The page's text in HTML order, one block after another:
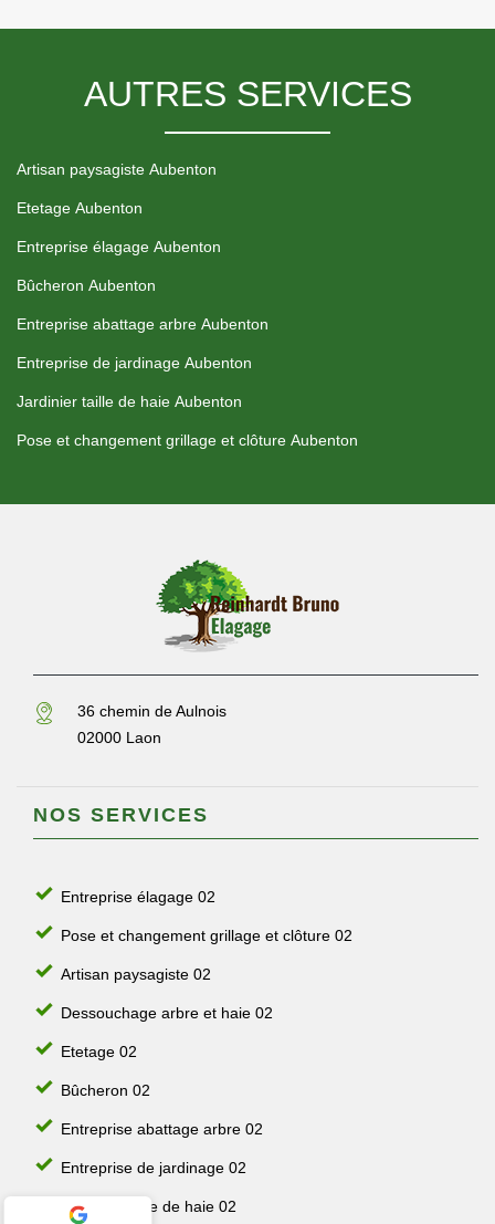
AUTRES SERVICES
Artisan paysagiste Aubenton
Etetage Aubenton
Entreprise élagage Aubenton
Bûcheron Aubenton
Entreprise abattage arbre Aubenton
Entreprise de jardinage Aubenton
Jardinier taille de haie Aubenton
Pose et changement grillage et clôture Aubenton
36 chemin de Aulnois
02000 Laon
NOS SERVICES
Entreprise élagage 02
Pose et changement grillage et clôture 02
Artisan paysagiste 02
Dessouchage arbre et haie 02
Etetage 02
Bûcheron 02
Entreprise abattage arbre 02
Entreprise de jardinage 02
Jardinier taille de haie 02